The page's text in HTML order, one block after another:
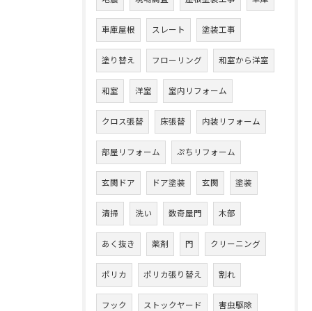
車庫屋根 スレート 塗装工事
塗り替え フローリング 和室から洋室
和室 洋室 室内リフォーム
クロス張替 床張替 内装リフォーム
部屋リフォーム ぷちリフォーム
玄関ドア ドア塗装 玄関 塗装
清掃 洗い 数奇屋門 木部
あく抜き 薬剤 門 クリーニング
ポリカ ポリカ張り替え 割れ
フック ストックヤード 害虫駆除